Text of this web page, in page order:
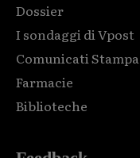
Dossier
I sondaggi di Vpost
Comunicati Stampa
Farmacie
Biblioteche